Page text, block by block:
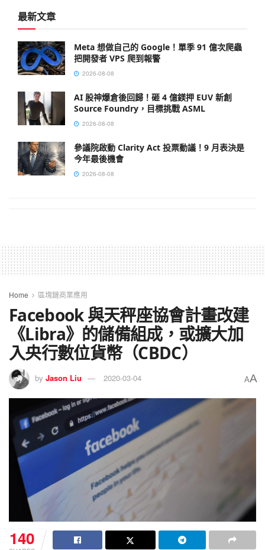
最新文章
Meta 想做自己的 Google！單季 91 億次爬蟲
把開發者 VPS 爬到報警
2026-08-08
AI 股神爆倉後回歸！砸 4 億鎂押 EUV 新創
Source Foundry，目標挑戰 ASML
2026-08-08
參議院啟動 Clarity Act 投票動議！9 月表決是
今年最後機會
2026-08-08
Home 區塊鏈商業應用
Facebook 與天秤座協會計畫改建
《Libra》的儲備組成，或擴大加
入央行數位貨幣（CBDC）
by Jason Liu 2020-03-04 AA
140